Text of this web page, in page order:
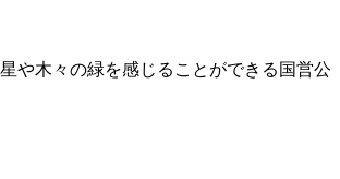
や木々の緑を感じることができる国営公